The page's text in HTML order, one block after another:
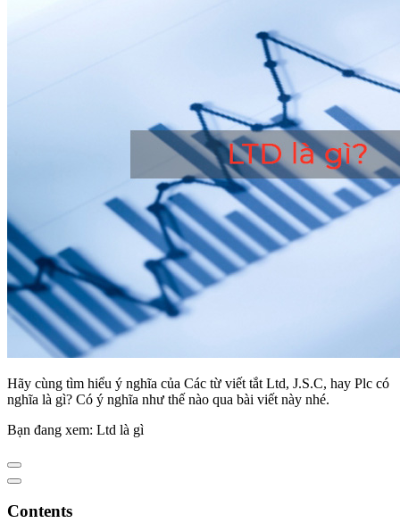
Hãy cùng tìm hiểu ý nghĩa của Các từ viết tắt Ltd, J.S.C, hay Plc có
nghĩa là gì? Có ý nghĩa như thế nào qua bài viết này nhé.
Bạn đang xem: Ltd là gì
Contents